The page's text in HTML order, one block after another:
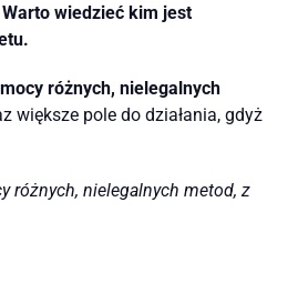
Warto wiedzieć kim jest
różnych, nielegalnych
większe pole do działania, gdyż
różnych, nielegalnych metod, z